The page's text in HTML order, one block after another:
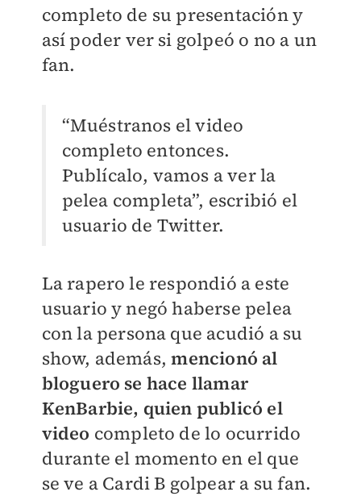
completo de su presentación y
así poder ver si golpeó o no a un
fan.
“Muéstranos el video
completo entonces.
Publícalo, vamos a ver la
pelea completa”, escribió el
usuario de Twitter.
La rapero le respondió a este
usuario y negó haberse pelea
con la persona que acudió a su
show, además, mencionó al
bloguero se hace llamar
KenBarbie, quien publicó el
video completo de lo ocurrido
durante el momento en el que
se ve a Cardi B golpear a su fan.